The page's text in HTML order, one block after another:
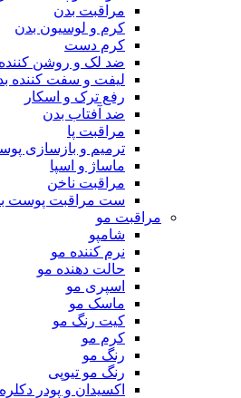
مراقبت بدن
کرم و لوسیون بدن
کرم دست
ضد لک و روشن
لیفت و سفت کننده
رفع ترک و اسکار
ضد آفتاب بدن
مراقبت پا
ترمیم و بازسازی
ماساژ و اسپا
مراقبت ناخن
ست مراقبت پوست
مراقبت مو
شامپو
نرم کننده مو
حالت دهنده مو
اسپری مو
ماسک مو
کیت رنگ مو
کرم مو
رنگ مو
رنگ مو تیوپی
اکسیدان و پودر دکلره